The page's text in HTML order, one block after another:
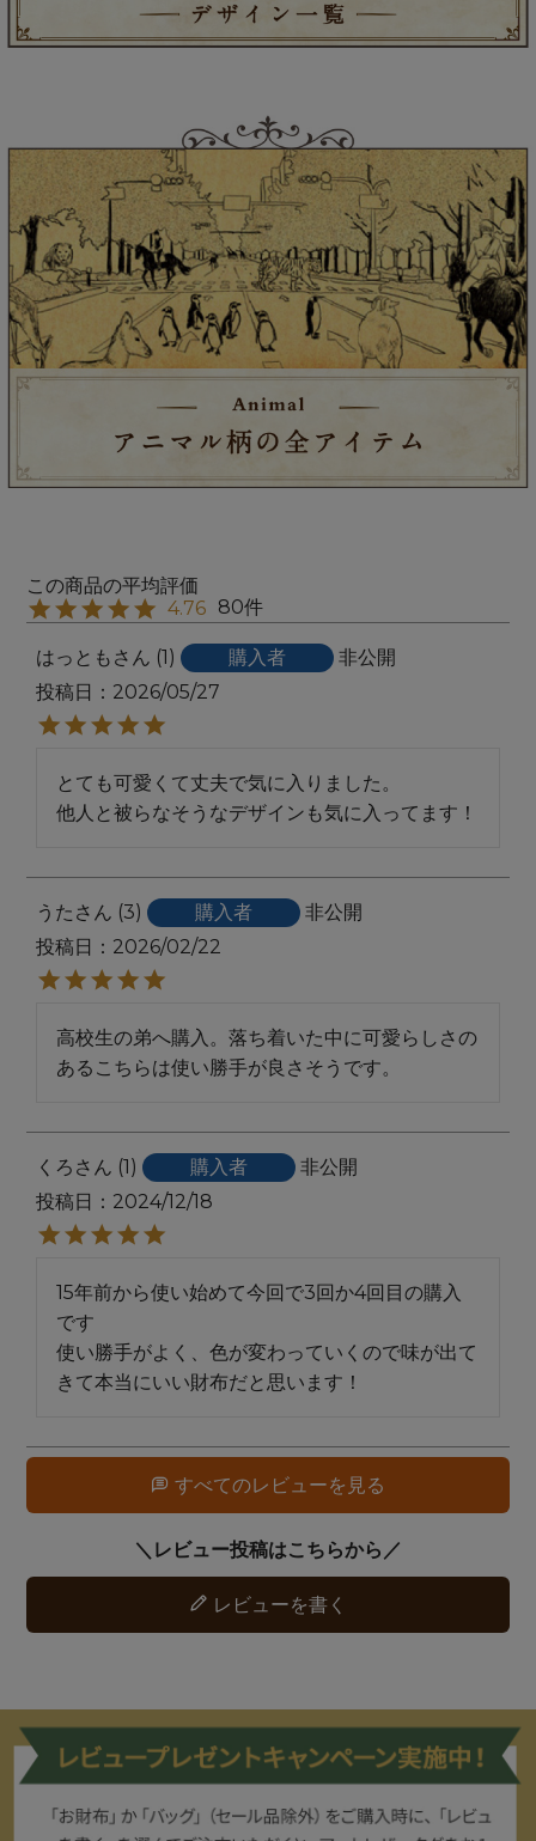
4.76 80
はっとも 1 購入者
非公開
投稿日
2026/05/27
とても可愛くて丈夫で気に入りました。
他人と被らなそうなデザインも気に入ってます！
うた 3 購入者
非公開
投稿日
2026/02/22
高校生の弟へ購入。落ち着いた中に可愛らしさの
あるこちらは使い勝手が良さそうです。
くろ 1 購入者
非公開
投稿日
2024/12/18
15年前から使い始めて今回で3回か4回目の購入
です
使い勝手がよく、色が変わっていくので味が出て
きて本当にいい財布だと思います！
すべてのレビューを見る
レビューを書く